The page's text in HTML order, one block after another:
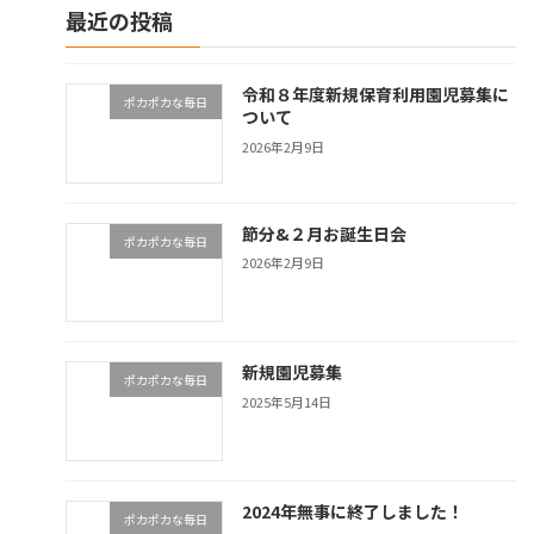
最近の投稿
ポカポカな毎日
令和８年度新規保育利用園児募集に
ついて
2026年2月9日
ポカポカな毎日 節分&２月お誕生日会
2026年2月9日
ポカポカな毎日 新規園児募集
2025年5月14日
ポカポカな毎日 2024年無事に終了しました！